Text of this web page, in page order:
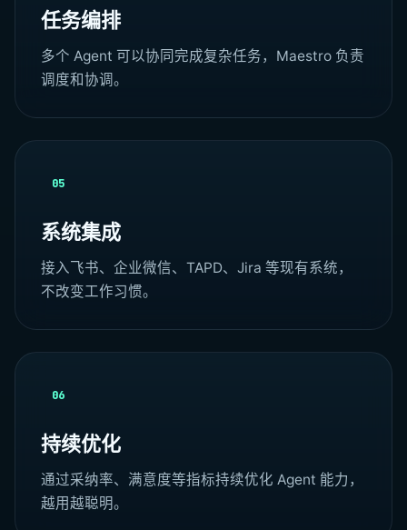
任务编排
多个 Agent 可以协同完成复杂任务，Maestro 负责
调度和协调。
05
系统集成
接入飞书、企业微信、TAPD、Jira 等现有系统，
不改变工作习惯。
06
持续优化
通过采纳率、满意度等指标持续优化 Agent 能力，
越用越聪明。